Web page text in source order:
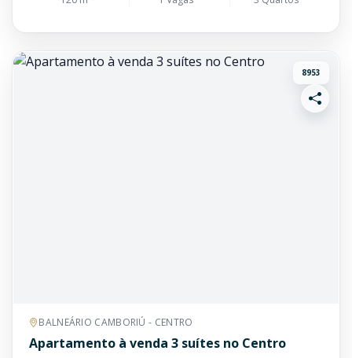
8953
BALNEÁRIO CAMBORIÚ - CENTRO
Apartamento à venda 3 suítes no Centro